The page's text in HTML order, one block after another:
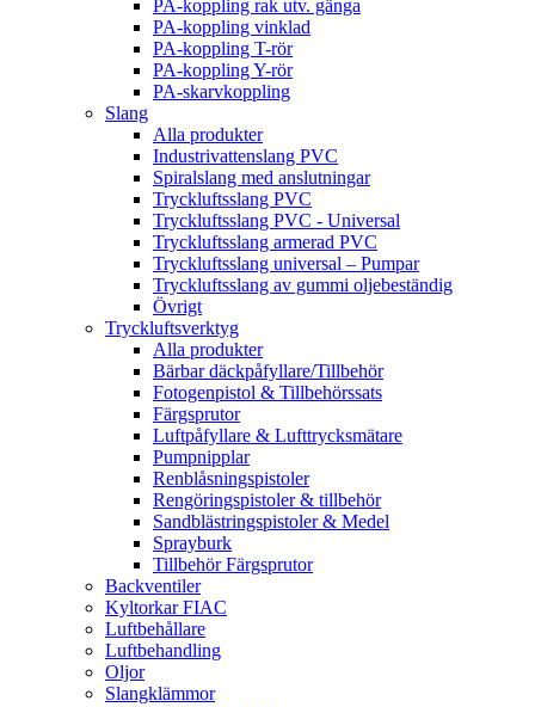
PA-koppling rak utv. gänga
PA-koppling vinklad
PA-koppling T-rör
PA-koppling Y-rör
PA-skarvkoppling
Slang
Alla produkter
Industrivattenslang PVC
Spiralslang med anslutningar
Tryckluftsslang PVC
Tryckluftsslang PVC - Universal
Tryckluftsslang armerad PVC
Tryckluftsslang universal – Pumpar
Tryckluftsslang av gummi oljebeständig
Övrigt
Tryckluftsverktyg
Alla produkter
Bärbar däckpåfyllare/Tillbehör
Fotogenpistol & Tillbehörssats
Färgsprutor
Luftpåfyllare & Lufttrycksmätare
Pumpnipplar
Renblåsningspistoler
Rengöringspistoler & tillbehör
Sandblästringspistoler & Medel
Sprayburk
Tillbehör Färgsprutor
Backventiler
Kyltorkar FIAC
Luftbehållare
Luftbehandling
Oljor
Slangklämmor